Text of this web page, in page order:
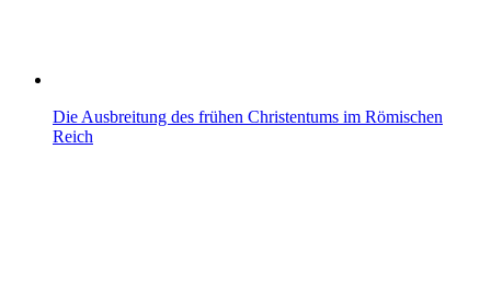
Die Ausbreitung des frühen Christentums im Römischen
Reich